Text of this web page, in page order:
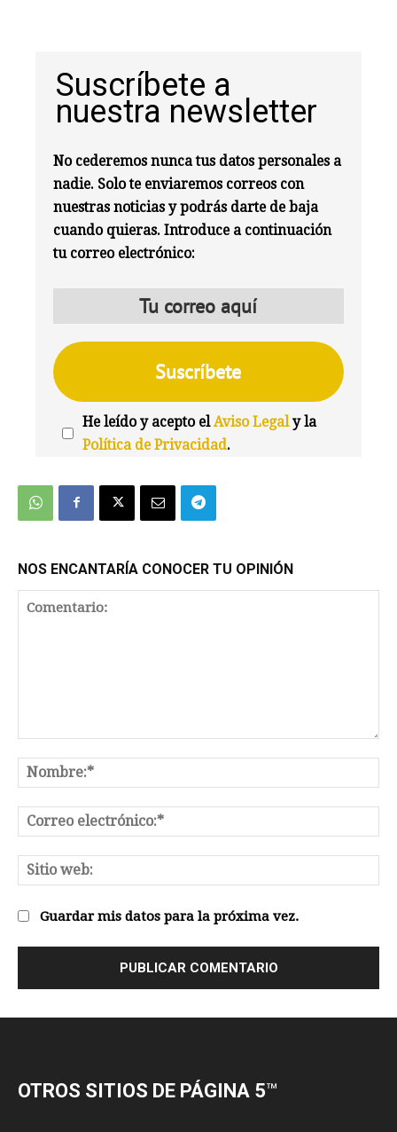
OTROS SITIOS DE PÁGINA 5™